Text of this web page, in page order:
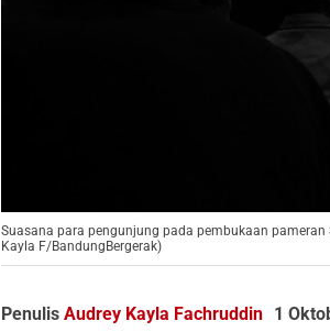
Suasana para pengunjung pada pembukaan pameran
Kayla F/BandungBergerak)
Penulis Audrey Kayla Fachruddin 1